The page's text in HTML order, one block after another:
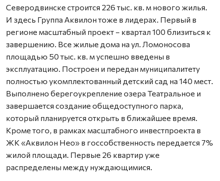
Северодвинске строится 226 тыс. кв. м нового жилья.
И здесь Группа Аквилон тоже в лидерах. Первый в
регионе масштабный проект – квартал 100 близиться к
завершению. Все жилые дома на ул. Ломоносова
площадью 50 тыс. кв. м успешно введены в
эксплуатацию. Построен и передан муниципалитету
полностью укомплектованный детский сад на 140 мест.
Выполнено берегоукрепление озера Театральное и
завершается создание общедоступного парка,
который планируется открыть в ближайшее время.
Кроме того, в рамках масштабного инвестпроекта в
ЖК «Аквилон Нео» в госсобственность передается 7%
жилой площади. Первые 26 квартир уже
распределены между нуждающимися.